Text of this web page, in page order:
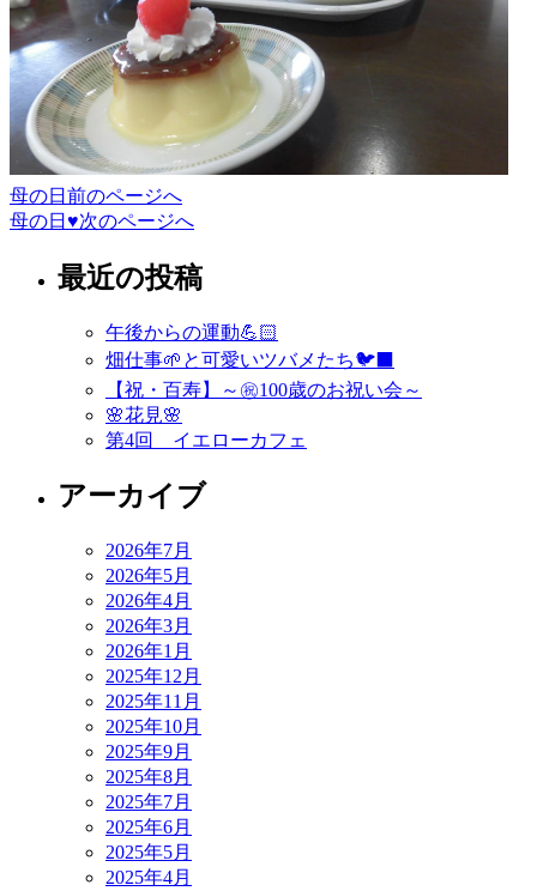
ビ
ゲ
ー
シ
ョ
ン
母の日 前のページへ
母の日♥️次のページへ
最近の投稿
午後からの運動💪🏻
畑仕事🌱と可愛いツバメたち🐦‍⬛
【祝・百寿】～㊗️100歳のお祝い会～
🌸花見🌸
第4回 イエローカフェ
アーカイブ
2026年7月
2026年5月
2026年4月
2026年3月
2026年1月
2025年12月
2025年11月
2025年10月
2025年9月
2025年8月
2025年7月
2025年6月
2025年5月
2025年4月